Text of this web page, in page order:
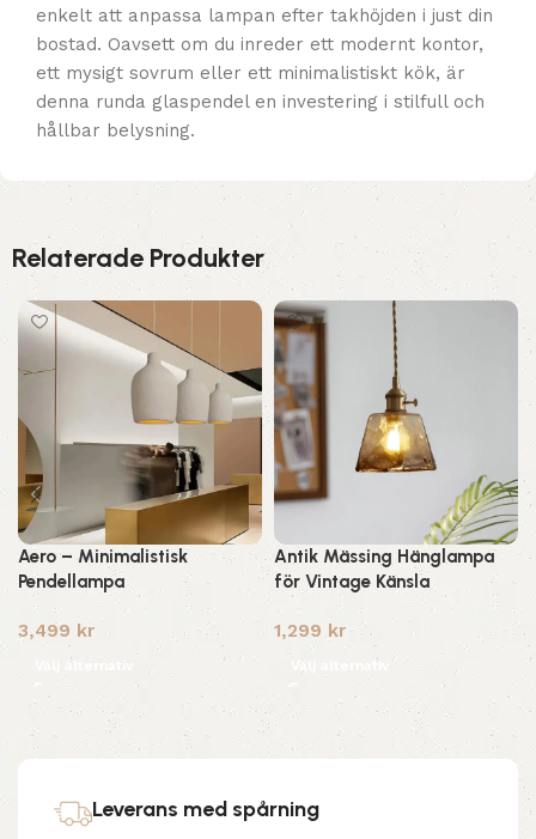
enkelt att anpassa lampan efter takhöjden i just din
bostad. Oavsett om du inreder ett modernt kontor,
ett mysigt sovrum eller ett minimalistiskt kök, är
denna runda glaspendel en investering i stilfull och
hållbar belysning.
Relaterade Produkter
Aero – Minimalistisk
Pendellampa
3,499 kr
Välj alternativ
Antik Mässing Hänglampa
för Vintage Känsla
1,299 kr
Välj alternativ
Leverans med spårning